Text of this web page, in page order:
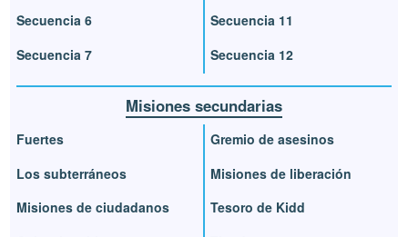
Secuencia 6
Secuencia 7
Secuencia 11
Secuencia 12
Misiones secundarias
Fuertes
Los subterráneos
Misiones de ciudadanos
Gremio de asesinos
Misiones de liberación
Tesoro de Kidd